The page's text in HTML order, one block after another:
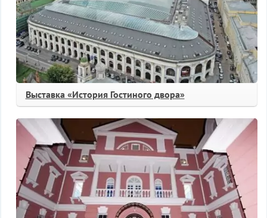
Выставка «История Гостиного двора»